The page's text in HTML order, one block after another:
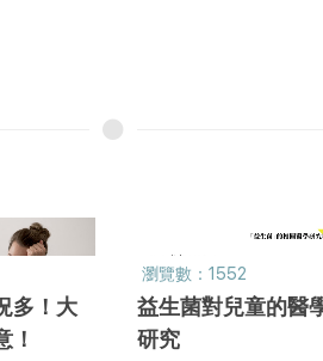
多！大
！
瀏覽數：1552
益生菌對兒童的醫
研究